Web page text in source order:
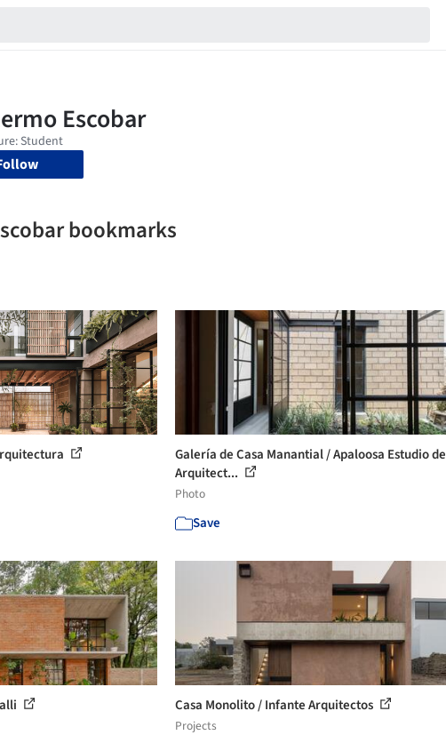
bookmarks
Galería de Casa Manantial / Apaloosa Estudio de
Arquitect...
Photo
Save
Casa Monolito / Infante Arquitectos
Projects